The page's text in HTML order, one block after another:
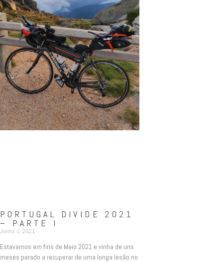
PORTUGAL DIVIDE 2021
– PARTE I
Junho 1, 2021
Estavamos em fins de Maio 2021 e vinha de uns
meses parado a recuperar de uma longa lesão no